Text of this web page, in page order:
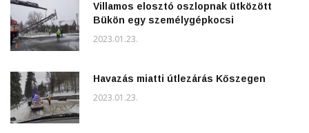
Villamos elosztó oszlopnak ütközött
Bükön egy személygépkocsi
2023.01.23.
Havazás miatti útlezárás Kőszegen
2023.01.23.